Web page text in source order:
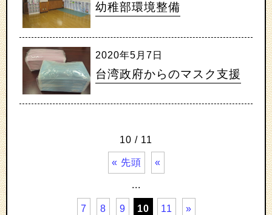
幼稚部環境整備
2020年5月7日
台湾政府からのマスク支援
10 / 11
« 先頭 «
...
7 8 9 10 11 »